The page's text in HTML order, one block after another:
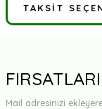
TAKSIT
Mail adresinizi